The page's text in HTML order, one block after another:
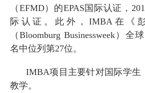
（ EFMD）的EPAS国际认证，
际认证。此外， IMBA 在《
（Bloomburg Businessweek）全
名中位列第27位。
IMBA项目主要针对国际学生
教学。